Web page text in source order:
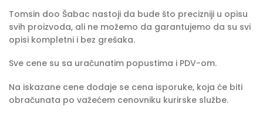
Tomsin doo Šabac nastoji da bude što precizniji u opisu
svih proizvoda, ali ne možemo da garantujemo da su svi
opisi kompletni i bez grešaka.
Sve cene su sa uračunatim popustima i PDV-om.
Na iskazane cene dodaje se cena isporuke, koja će biti
obračunata po važećem cenovniku kurirske službe.